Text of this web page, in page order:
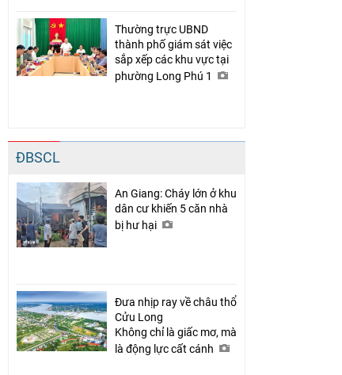
Thường trực UBND
thành phố giám sát việc
sắp xếp các khu vực tại
phường Long Phú 1
ĐBSCL
An Giang: Cháy lớn ở khu
dân cư khiến 5 căn nhà
bị hư hại
Đưa nhịp ray về châu thổ
Cửu Long
Không chỉ là giấc mơ, mà
là động lực cất cánh